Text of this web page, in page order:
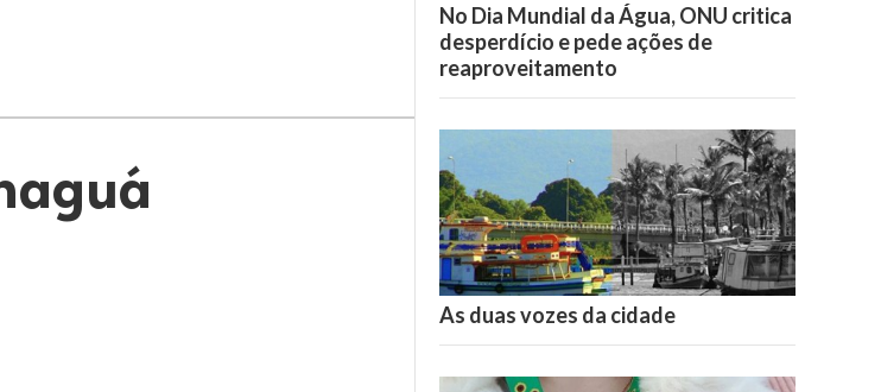
No Dia Mundial da Água, ONU critica
desperdício e pede ações de
reaproveitamento
As duas vozes da cidade